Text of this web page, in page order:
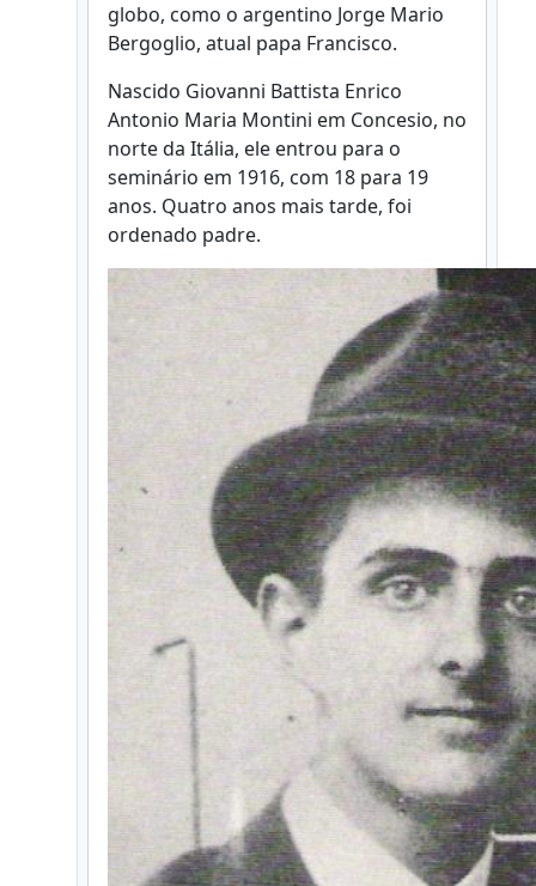
globo, como o argentino Jorge Mario
Bergoglio, atual papa Francisco.
Nascido Giovanni Battista Enrico
Antonio Maria Montini em Concesio, no
norte da Itália, ele entrou para o
seminário em 1916, com 18 para 19
anos. Quatro anos mais tarde, foi
ordenado padre.